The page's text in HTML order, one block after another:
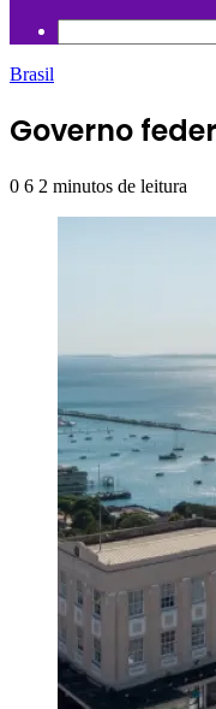
Brasil
Governo
0 6 2 minutos de leitura